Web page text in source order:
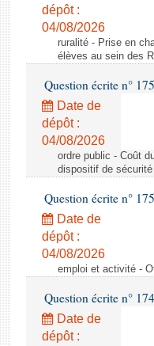
dépôt :
04/08/2026
ruralité - Prise en
élèves au sein des
Question écrite n°
Date de
dépôt :
04/08/2026
ordre public - Coût
dispositif de
Question écrite n°
Date de
dépôt :
04/08/2026
emploi et activité -
Question écrite n°
Date de
dépôt :